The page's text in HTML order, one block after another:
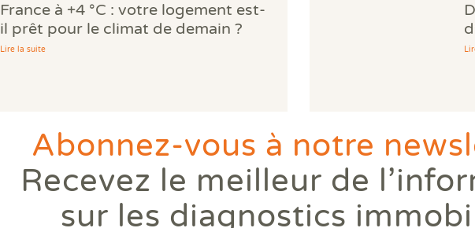
France à +4 °C : votre logement est-
il prêt pour le climat de demain ?
Lire la suite
Abonnez-vous à notre
Recevez le meilleur de
sur les diagnostics